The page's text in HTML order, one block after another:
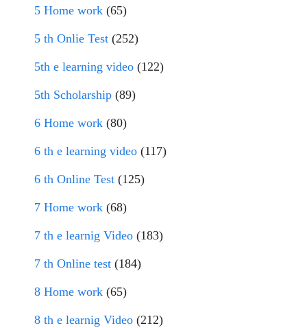
5 Home work (65)
5 th Onlie Test (252)
5th e learning video (122)
5th Scholarship (89)
6 Home work (80)
6 th e learning video (117)
6 th Online Test (125)
7 Home work (68)
7 th e learnig Video (183)
7 th Online test (184)
8 Home work (65)
8 th e learnig Video (212)